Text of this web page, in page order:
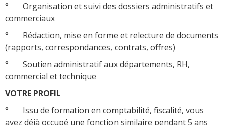
° Organisation et suivi des dossiers administratifs et
commerciaux
° Rédaction, mise en forme et relecture de documents
(rapports, correspondances, contrats, offres)
° Soutien administratif aux départements, RH,
commercial et technique
VOTRE PROFIL
° Issu de formation en comptabilité, fiscalité, vous
avez déjà occupé une fonction similaire pendant 5 ans